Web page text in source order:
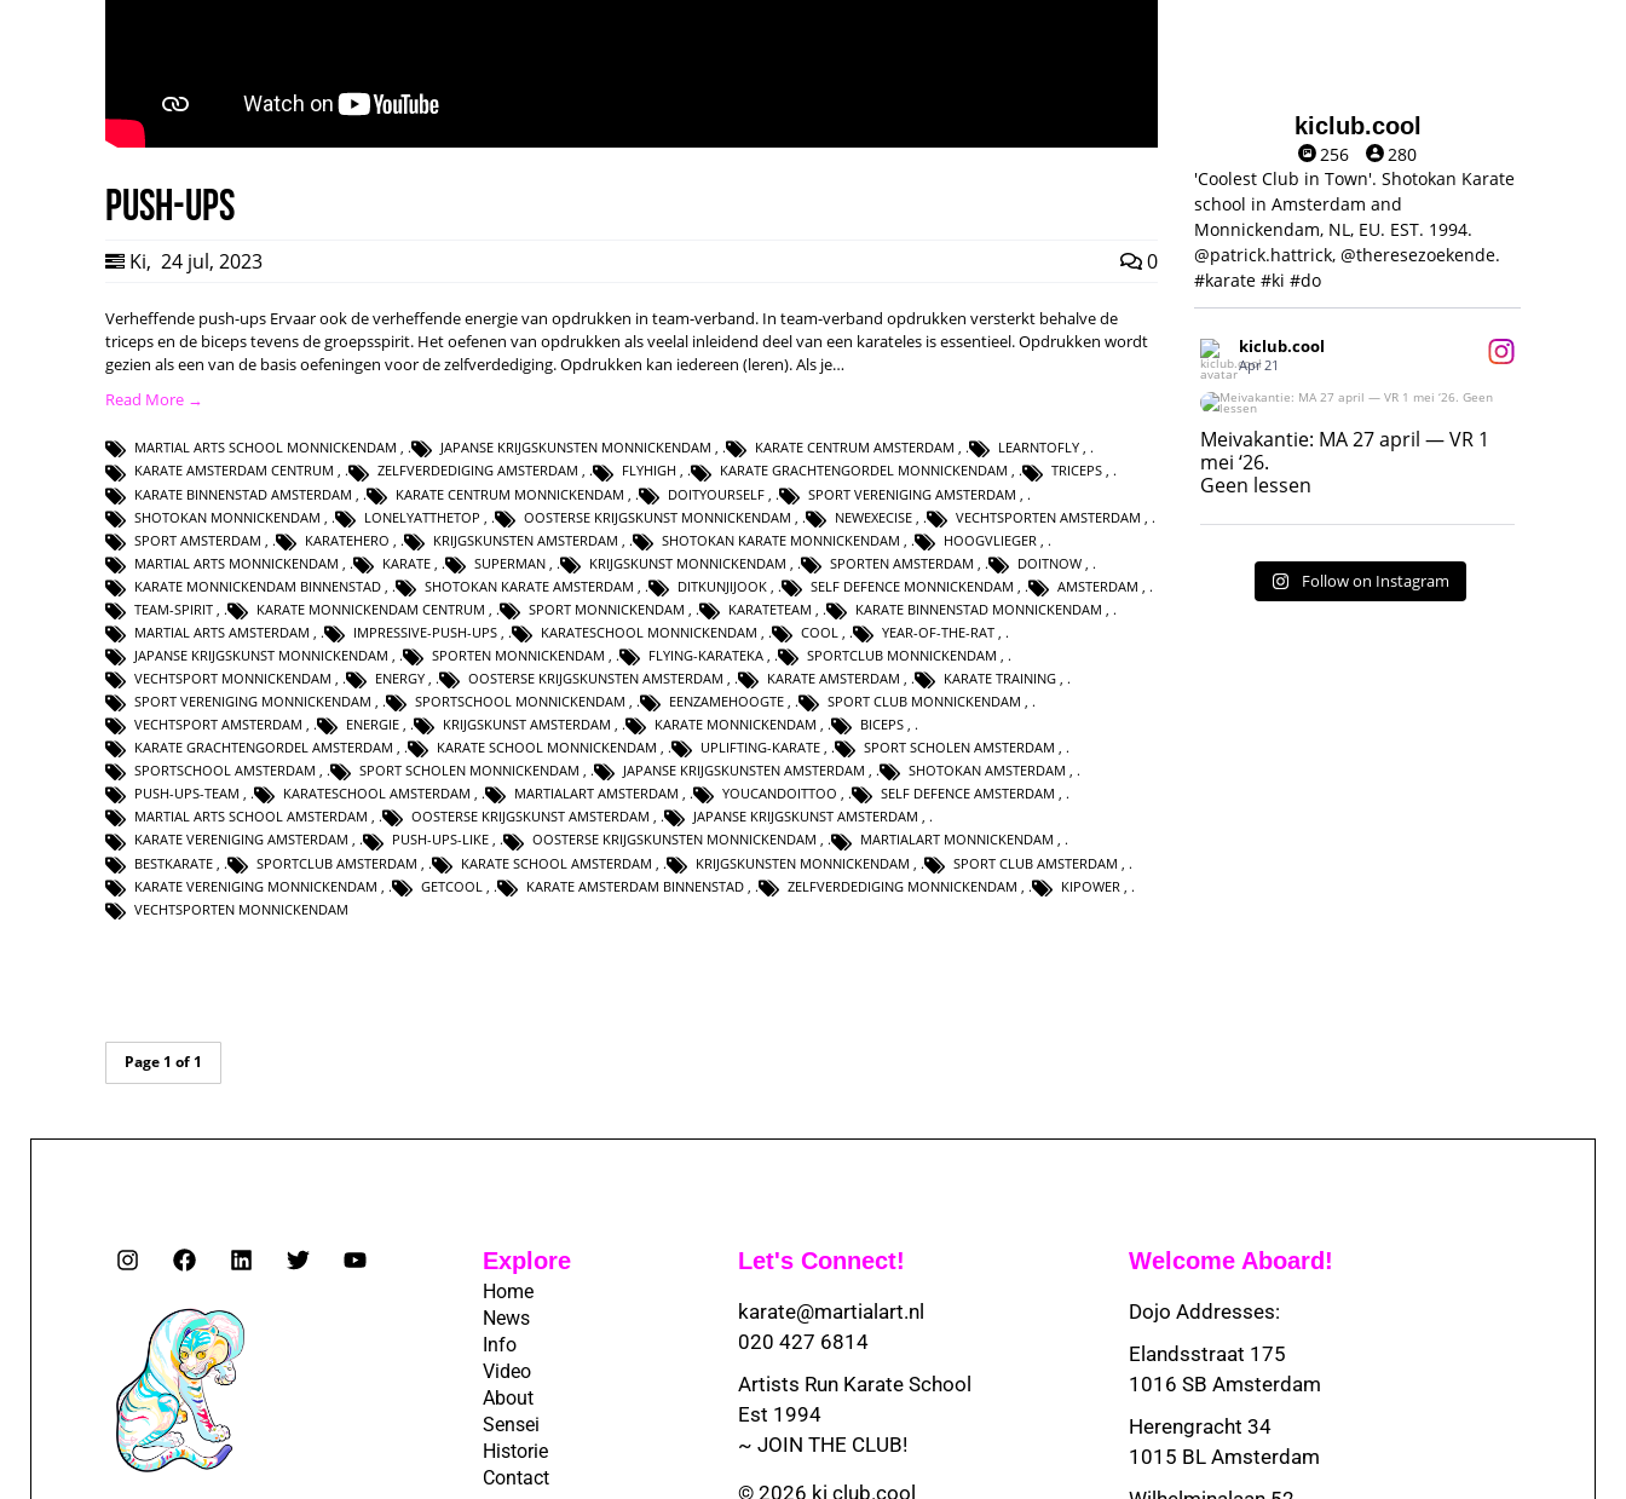
Push-ups
Ki, 24 jul, 2023 0
Verheffende push-ups Ervaar ook de verheffende energie van opdrukken in team-verband. In team-verband opdrukken versterkt behalve de
triceps en de biceps tevens de groepsspirit. Het oefenen van opdrukken als veelal inleidend deel van een karateles is essentieel. Opdrukken wordt
gezien als een van de basis oefeningen voor de zelfverdediging. Opdrukken kan iedereen (leren). Als je…
Read More →
MARTIAL ARTS SCHOOL MONNICKENDAM , JAPANSE KRIJGSKUNSTEN MONNICKENDAM , KARATE CENTRUM AMSTERDAM , LEARNTOFLY ,
KARATE AMSTERDAM CENTRUM , ZELFVERDEDIGING AMSTERDAM , FLYHIGH , KARATE GRACHTENGORDEL MONNICKENDAM , TRICEPS ,
KARATE BINNENSTAD AMSTERDAM
KARATE CENTRUM MONNICKENDAM DOITYOURSELF SPORT VERENIGING AMSTERDAM
SHOTOKAN MONNICKENDAM
LONELYATTHETOP OOSTERSE KRIJGSKUNST MONNICKENDAM NEWEXECISE VECHTSPORTEN AMSTERDAM
SPORT AMSTERDAM
KARATEHERO KRIJGSKUNSTEN AMSTERDAM SHOTOKAN KARATE MONNICKENDAM HOOGVLIEGER
MARTIAL ARTS MONNICKENDAM
KARATE SUPERMAN KRIJGSKUNST MONNICKENDAM SPORTEN AMSTERDAM DOITNOW
KARATE MONNICKENDAM BINNENSTAD
SHOTOKAN KARATE AMSTERDAM DITKUNJIJOOK SELF DEFENCE MONNICKENDAM AMSTERDAM
TEAM-SPIRIT
KARATE MONNICKENDAM CENTRUM SPORT MONNICKENDAM KARATETEAM KARATE BINNENSTAD MONNICKENDAM
MARTIAL ARTS AMSTERDAM
IMPRESSIVE-PUSH-UPS KARATESCHOOL MONNICKENDAM COOL YEAR-OF-THE-RAT
JAPANSE KRIJGSKUNST MONNICKENDAM
SPORTEN MONNICKENDAM FLYING-KARATEKA SPORTCLUB MONNICKENDAM
VECHTSPORT MONNICKENDAM , ENERGY , OOSTERSE KRIJGSKUNSTEN AMSTERDAM , KARATE AMSTERDAM , KARATE TRAINING ,
SPORT VERENIGING MONNICKENDAM , SPORTSCHOOL MONNICKENDAM , EENZAMEHOOGTE , SPORT CLUB MONNICKENDAM ,
VECHTSPORT AMSTERDAM , ENERGIE , KRIJGSKUNST AMSTERDAM , KARATE MONNICKENDAM , BICEPS ,
KARATE GRACHTENGORDEL AMSTERDAM , KARATE SCHOOL MONNICKENDAM , UPLIFTING-KARATE , SPORT SCHOLEN AMSTERDAM ,
SPORTSCHOOL AMSTERDAM , SPORT SCHOLEN MONNICKENDAM , JAPANSE KRIJGSKUNSTEN AMSTERDAM , SHOTOKAN AMSTERDAM ,
PUSH-UPS-TEAM , KARATESCHOOL AMSTERDAM , MARTIALART AMSTERDAM , YOUCANDOITTOO , SELF DEFENCE AMSTERDAM ,
MARTIAL ARTS SCHOOL AMSTERDAM , OOSTERSE KRIJGSKUNST AMSTERDAM , JAPANSE KRIJGSKUNST AMSTERDAM ,
KARATE VERENIGING AMSTERDAM , PUSH-UPS-LIKE , OOSTERSE KRIJGSKUNSTEN MONNICKENDAM , MARTIALART MONNICKENDAM ,
BESTKARATE
SPORTCLUB AMSTERDAM KARATE SCHOOL AMSTERDAM KRIJGSKUNSTEN MONNICKENDAM SPORT CLUB AMSTERDAM
KARATE VERENIGING MONNICKENDAM
GETCOOL KARATE AMSTERDAM BINNENSTAD ZELFVERDEDIGING MONNICKENDAM KIPOWER
VECHTSPORTEN MONNICKENDAM
Page 1 of 1
kiclub.cool
256
280
'Coolest Club in Town'. Shotokan Karate
school in Amsterdam and
Monnickendam, NL, EU. EST. 1994.
@patrick.hattrick, @theresezoekende.
#karate #ki #do
kiclub.cool
Apr 21
Meivakantie: MA 27 april — VR 1 mei ‘26.
Geen lessen
17
Meivakantie: MA 27 april — VR 1
mei ‘26.
Geen lessen
Follow on Instagram
Explore
Home
News
Info
Video
About
Sensei
Historie
Contact
Let's Connect!
karate@martialart.nl
020 427 6814
Artists Run Karate School
Est 1994
~ JOIN THE CLUB!
© 2026 ki club.cool
Welcome Aboard!
Dojo Addresses:
Elandsstraat 175
1016 SB Amsterdam
Herengracht 34
1015 BL Amsterdam